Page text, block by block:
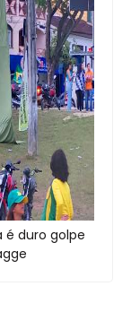
é duro golpe